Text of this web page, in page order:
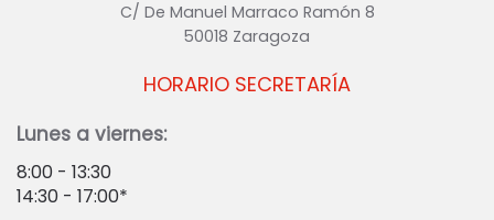
C/ De Manuel Marraco Ramón 8
50018 Zaragoza
HORARIO SECRETARÍA
Lunes a viernes:
8:00 - 13:30
14:30 - 17:00*